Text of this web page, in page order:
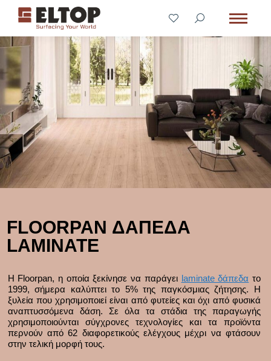
FLOORPAN ΔΑΠΕΔΑ
LAMINATE
Η Floorpan, η οποία ξεκίνησε να παράγει laminate δάπεδα το
1999, σήμερα καλύπτει το 5% της παγκόσμιας ζήτησης. Η
ξυλεία που χρησιμοποιεί είναι από φυτείες και όχι από φυσικά
αναπτυσσόμενα δάση. Σε όλα τα στάδια της παραγωγής
χρησιμοποιούνται σύγχρονες τεχνολογίες και τα προϊόντα
περνούν από 62 διαφορετικούς ελέγχους μέχρι να φτάσουν
στην τελική μορφή τους.